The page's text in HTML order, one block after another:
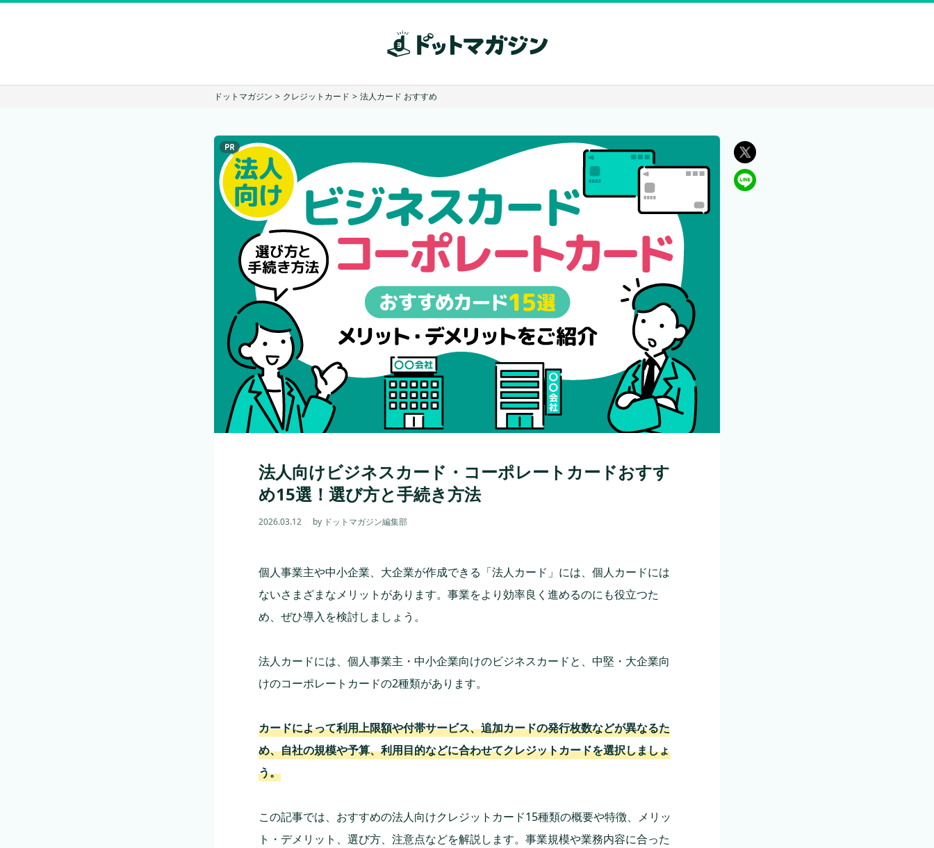
ドットマガジン > クレジットカード > 法人カード おすすめ
法人向けビジネスカード・コーポレートカードおすす
め15選！選び方と手続き方法
2026.03.12 by ドットマガジン編集部
個人事業主や中小企業、大企業が作成できる「法人カード」には、個人カードには
ないさまざまなメリットがあります。事業をより効率良く進めるのにも役立つた
め、ぜひ導入を検討しましょう。
法人カードには、個人事業主・中小企業向けのビジネスカードと、中堅・大企業向
けのコーポレートカードの2種類があります。
カードによって利用上限額や付帯サービス、追加カードの発行枚数などが異なるた
め、自社の規模や予算、利用目的などに合わせてクレジットカードを選択しましょ
う。
この記事では、おすすめの法人向けクレジットカード15種類の概要や特徴、メリッ
ト・デメリット、選び方、注意点などを解説します。事業規模や業務内容に合った